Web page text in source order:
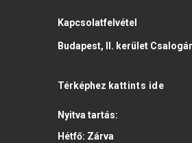
Kapcsolatfelvétel
Budapest, II. kerület
Térképhez kattints ide
Nyitva tartás:
Hétfő: Zárva